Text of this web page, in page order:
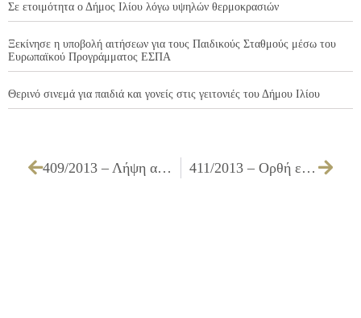
Σε ετοιμότητα ο Δήμος Ιλίου λόγω υψηλών θερμοκρασιών
Ξεκίνησε η υποβολή αιτήσεων για τους Παιδικούς Σταθμούς μέσω του
Ευρωπαϊκού Προγράμματος ΕΣΠΑ
Θερινό σινεμά για παιδιά και γονείς στις γειτονιές του Δήμου Ιλίου
409/2013 – Λήψη απόφασης για επιχορήγηση του αθλητικού συλλόγου «ΑΘΛΕΣΗ ΙΛΙΟΥ» και συμμετοχή του Δήμου στη διοργάνωση του πανελληνίου πρωταθλήματος ελληνορωμαϊκής πάλης εφήβων και ελευθέρας νεανίδων 411/2013 – Ορθή επανάληψη της υπ’ αριθμ. 374/2013 Α.Δ.Σ.